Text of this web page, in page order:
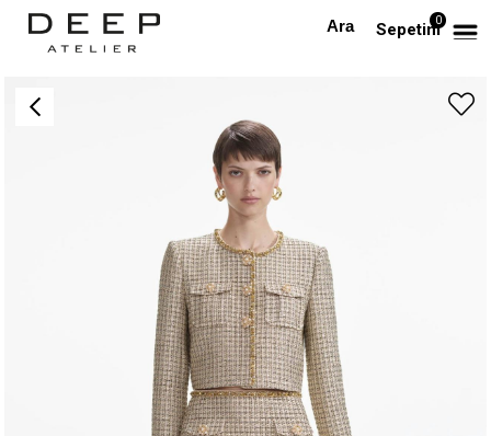
Sepetim0
Anasayfa ALT GİYİM Cepli Tüvid Midi Tasarım Etek